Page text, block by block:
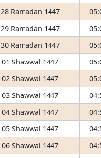
28 Ramadan 1447
29 Ramadan 1447
30 Ramadan 1447
01 Shawwal 1447
02 Shawwal 1447
03 Shawwal 1447
04 Shawwal 1447
05 Shawwal 1447
06 Shawwal 1447